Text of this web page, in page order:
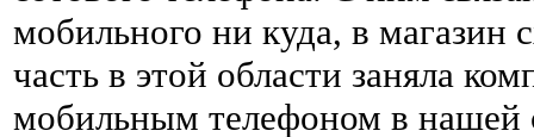
мобильного ни куда, в магазин
часть в этой области заняла
мобильным телефоном в нашей